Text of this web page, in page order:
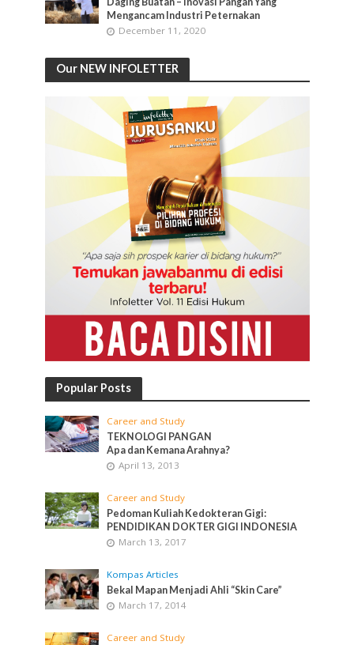
Mengancam Industri Peternakan
December 11, 2020
Our NEW INFOLETTER
Popular Posts
Career and Study
TEKNOLOGI PANGAN
Apa dan Kemana Arahnya?
April 13, 2013
Career and Study
Pedoman Kuliah Kedokteran Gigi:
PENDIDIKAN DOKTER GIGI INDONESIA
March 13, 2017
Kompas Articles
Bekal Mapan Menjadi Ahli “Skin Care”
March 17, 2014
Career and Study